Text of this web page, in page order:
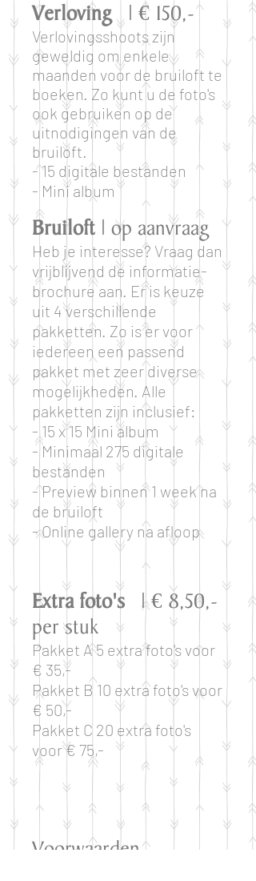
Verloving | € 150,-
Verlovingsshoots zijn
geweldig om enkele
maanden voor de bruiloft te
boeken. Zo kunt u de foto's
ook gebruiken op de
uitnodigingen van de
bruiloft.
- 15 digitale bestanden
- Mini album
Bruiloft | op aanvraag
Heb je interesse? Vraag dan
vrijblijvend de informatie-
brochure aan. Er is keuze
uit 4 verschillende
pakketten. Zo is er voor
iedereen een passend
pakket met zeer diverse
mogelijkheden. Alle
pakketten zijn inclusief:
- 15 x 15 Mini album
- Minimaal 275 digitale
bestanden
- Preview binnen 1 week na
de bruiloft
- Online gallery na afloop
Extra foto's | € 8,50,-
per stuk
Pakket A 5 extra foto's voor
€ 35,-
Pakket B 10 extra foto's voor
€ 50,-
Pakket C 20 extra foto's
voor € 75,-
Voorwaarden